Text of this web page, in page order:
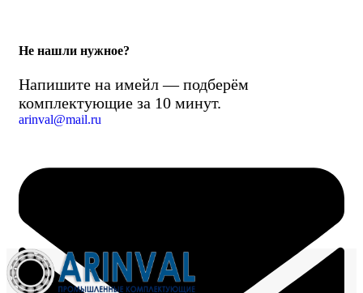
Не нашли нужное?
Напишите на имейл — подберём
комплектующие за 10 минут.
arinval@mail.ru